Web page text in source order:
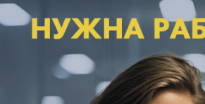
Житель Каневской приставал к
общественных местах